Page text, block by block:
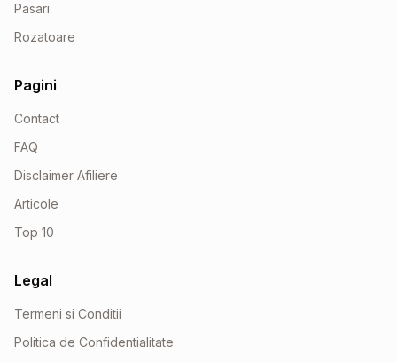
Pasari
Rozatoare
Pagini
Contact
FAQ
Disclaimer Afiliere
Articole
Top 10
Legal
Termeni si Conditii
Politica de Confidentialitate